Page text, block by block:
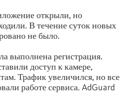
открыли, но
В течение суток новых
не было.
выполнена регистрация.
доступ к камере,
Трафик увеличился, но все
работе сервиса. AdGuard